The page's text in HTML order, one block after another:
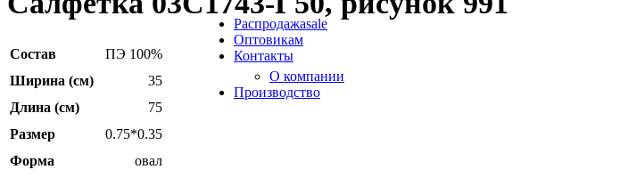
Продукция из арамидных нитей
Распродажаsale
Оптовикам
Контакты
О компании
Производство
Состав
ПЭ 100%
Ширина (см)
35
Длина (см)
75
Размер
0.75*0.35
Форма
овал